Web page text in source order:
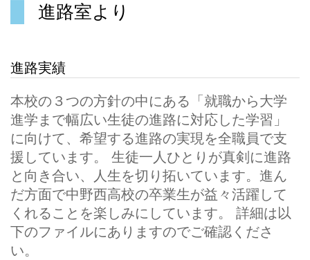
進路室より
進路実績
本校の３つの方針の中にある「就職から大学
進学まで幅広い生徒の進路に対応した学習」
に向けて、希望する進路の実現を全職員で支
援しています。 生徒一人ひとりが真剣に進路
と向き合い、人生を切り拓いています。進ん
だ方面で中野西高校の卒業生が益々活躍して
くれることを楽しみにしています。 詳細は以
下のファイルにありますのでご確認くださ
い。